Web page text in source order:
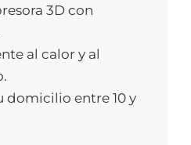
3D con
al calor y al
domicilio entre 10 y